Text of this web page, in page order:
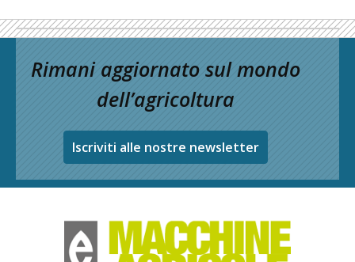
Rimani aggiornato sul mondo
dell’agricoltura
Iscriviti alle nostre newsletter